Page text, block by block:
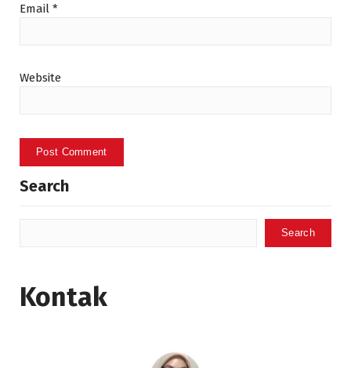
Email *
Website
Search
Search
Kontak